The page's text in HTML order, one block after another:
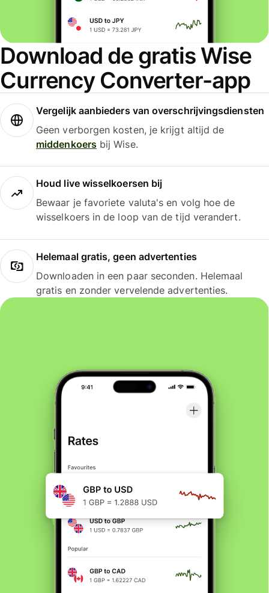
Download de gratis Wise
Currency Converter-app
Vergelijk aanbieders van overschrijvingsdiensten
Geen verborgen kosten, je krijgt altijd de
middenkoersbij Wise.
Houd live wisselkoersen bij
Bewaar je favoriete valuta's en volg hoe de
wisselkoers in de loop van de tijd verandert.
Helemaal gratis, geen advertenties
Downloaden in een paar seconden. Helemaal
gratis en zonder vervelende advertenties.